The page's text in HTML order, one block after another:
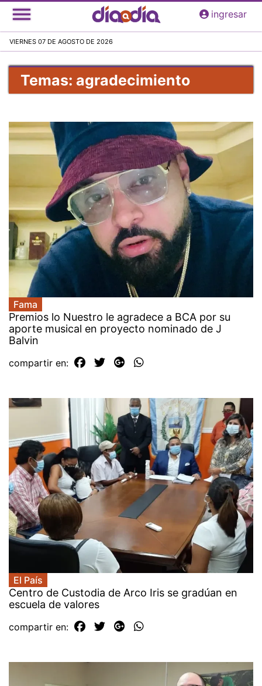
Pasar
al
principal
ingresar
VIERNES 07 DE AGOSTO DE 2026
Temas: agradecimiento
Fama
Premios lo Nuestro le agradece a BCA por su
aporte musical en proyecto nominado de J
Balvin
compartir en:
El País
Centro de Custodia de Arco Iris se gradúan en
escuela de valores
compartir en: